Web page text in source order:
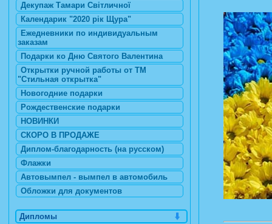
Декупаж Тамари Світличної
Календарик "2020 рік Щура"
Ежедневники по индивидуальным
заказам
Подарки ко Дню Святого Валентина
Открытки ручной работы от ТМ
"Стильная открытка"
Новогодние подарки
Рождественские подарки
НОВИНКИ
СКОРО В ПРОДАЖЕ
Диплом-благодарность (на русском)
Флажки
Автовымпел - вымпел в автомобиль
Обложки для документов
Дипломы